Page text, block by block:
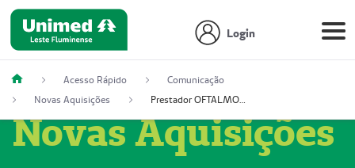
Login
Acesso Rápido
Comunicação
Novas Aquisições
Prestador OFTALMOCLÍNICA SÃO GONÇALO (55004164-2)
Novas Aquisições